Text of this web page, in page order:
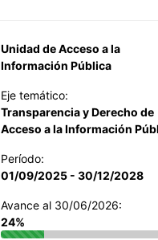
Unidad de Acceso a la
Información Pública
Eje temático:
Transparencia y Derecho de
Acceso a la Información
Período:
01/09/2025 - 30/12/2028
Avance al 30/06/2026:
24%